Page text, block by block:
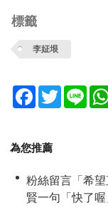
標籤
李姃垠
Facebook
TwitterLine
為您推薦
粉絲留言「希
賢一句「快了